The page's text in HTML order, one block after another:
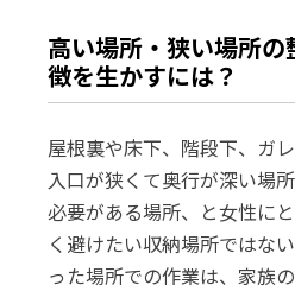
高い場所・狭い場所
徴を生かすには？
屋根裏や床下、階段下、ガ
入口が狭くて奥行が深い場
必要がある場所、と女性に
く避けたい収納場所ではな
った場所での作業は、家族